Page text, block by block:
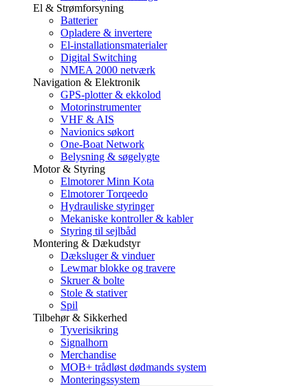
El & Strømforsyning
Batterier
Opladere & invertere
El-installationsmaterialer
Digital Switching
NMEA 2000 netværk
Navigation & Elektronik
GPS-plotter & ekkolod
Motorinstrumenter
VHF & AIS
Navionics søkort
One-Boat Network
Belysning & søgelygte
Motor & Styring
Elmotorer Minn Kota
Elmotorer Torqeedo
Hydrauliske styringer
Mekaniske kontroller & kabler
Styring til sejlbåd
Montering & Dækudstyr
Dæksluger & vinduer
Lewmar blokke og travere
Skruer & bolte
Stole & stativer
Spil
Tilbehør & Sikkerhed
Tyverisikring
Signalhorn
Merchandise
MOB+ trådløst dødmands system
Monteringssystem